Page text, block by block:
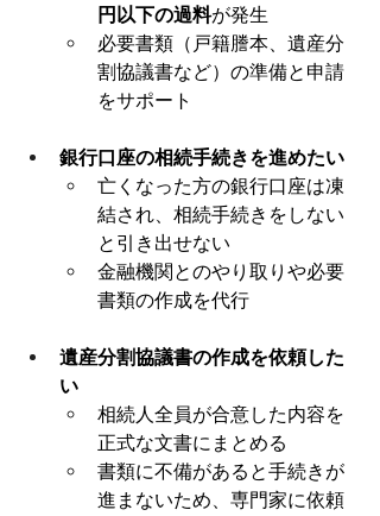
円以下の過料が発生
必要書類（戸籍謄本、遺産分
割協議書など）の準備と申請
をサポート
銀行口座の相続手続きを進めたい
亡くなった方の銀行口座は凍
結され、相続手続きをしない
と引き出せない
金融機関とのやり取りや必要
書類の作成を代行
遺産分割協議書の作成を依頼した
い
相続人全員が合意した内容を
正式な文書にまとめる
書類に不備があると手続きが
進まないため、専門家に依頼